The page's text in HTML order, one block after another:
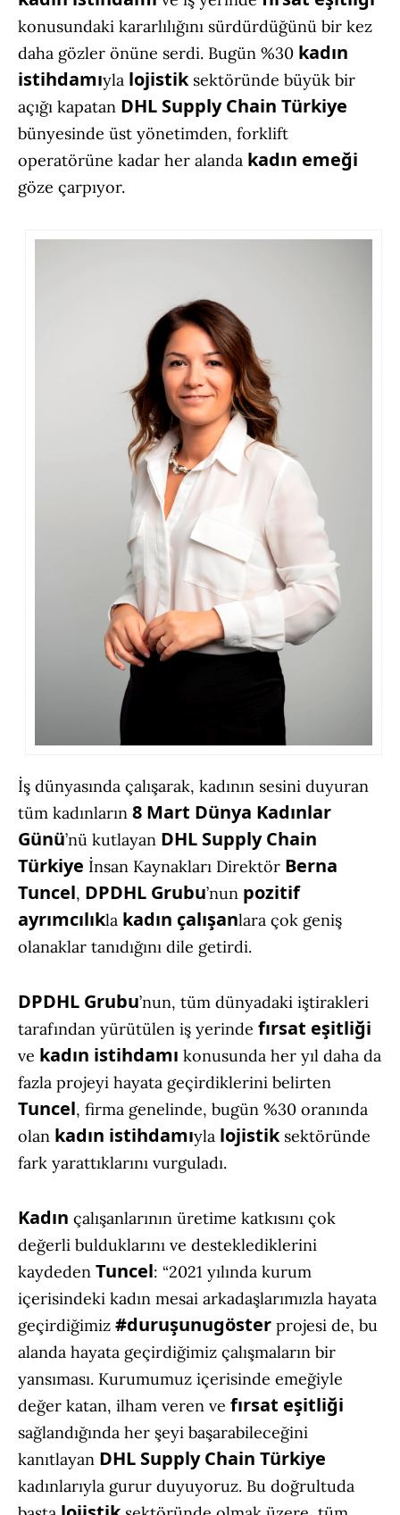
konusundaki kararlılığını sürdürdüğünü bir kez
daha gözler önüne serdi. Bugün %30 kadın
istihdamıyla lojistiksektöründe büyük bir
açığı kapatan DHL Supply Chain Türkiye
bünyesinde üst yönetimden, forklift
operatörüne kadar her alanda kadın emeği
göze çarpıyor.
İş dünyasında çalışarak, kadının sesini duyuran
tüm kadınların 8 Mart Dünya Kadınlar
Günü’nü kutlayan DHL Supply Chain
Türkiye İnsan Kaynakları Direktör Berna
Tuncel, DPDHL Grubu’nun pozitif
ayrımcılıkla kadın çalışanlara çok geniş
olanaklar tanıdığını dile getirdi.
DPDHL Grubu’nun, tüm dünyadaki iştirakleri
tarafından yürütülen iş yerinde fırsat eşitliği
ve kadın istihdamı konusunda her yıl daha da
fazla projeyi hayata geçirdiklerini belirten
Tuncel, firma genelinde, bugün %30 oranında
olan kadın istihdamıyla lojistiksektöründe
fark yarattıklarını vurguladı.
Kadın çalışanlarının üretime katkısını çok
değerli bulduklarını ve desteklediklerini
kaydeden Tuncel: “2021 yılında kurum
içerisindeki kadın mesai arkadaşlarımızla hayata
geçirdiğimiz #duruşunugöster projesi de, bu
alanda hayata geçirdiğimiz çalışmaların bir
yansıması. Kurumumuz içerisinde emeğiyle
değer katan, ilham veren ve fırsat eşitliği
sağlandığında her şeyi başarabileceğini
kanıtlayan DHL Supply Chain Türkiye
kadınlarıyla gurur duyuyoruz. Bu doğrultuda